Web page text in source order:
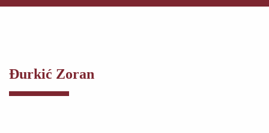
Đurkić Zoran